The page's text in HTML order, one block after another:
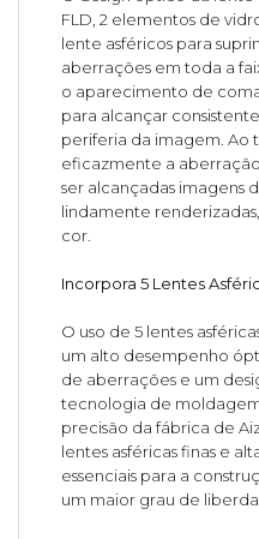
FLD, 2 elementos de
lente asféricos para
aberrações em toda a
o aparecimento de
para alcançar
periferia da imagem. Ao
eficazmente a
ser alcançadas imagens
lindamente
cor.
Incorpora 5 Lentes
O uso de 5 lentes
um alto desempenho
de aberrações e um
tecnologia de
precisão da fábrica de
lentes asféricas finas e
essenciais para a
um maior grau de